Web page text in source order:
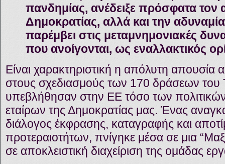
πανδημίας, ανέδειξε πρόσφατα τον
Δημοκρατίας, αλλά και την
παρέμβει στις μεταμνημονιακές
που ανοίγονται, ως εναλλακτικός
Είναι χαρακτηριστική η απόλυτη απουσία
στους σχεδιασμούς των 170 δράσεων
υπεβλήθησαν στην ΕΕ τόσο των
εταίρων της Δημοκρατίας μας. Ένας
διάλογος έκφρασης, καταγραφής και
προτεραιοτήτων, πνίγηκε μέσα σε μια
σε αποκλειστική διαχείριση της ομάδας